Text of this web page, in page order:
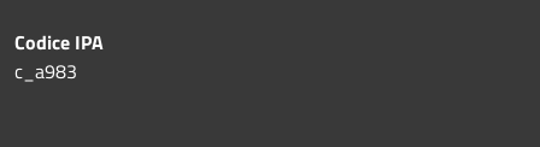
Codice IPA
c_a983